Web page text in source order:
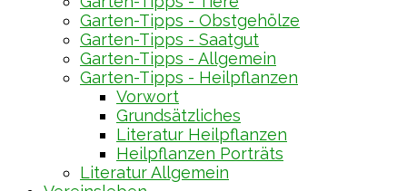
Garten-Tipps - Obstgehölze
Garten-Tipps - Saatgut
Garten-Tipps - Allgemein
Garten-Tipps - Heilpflanzen
Vorwort
Grundsätzliches
Literatur Heilpflanzen
Heilpflanzen Porträts
Literatur Allgemein